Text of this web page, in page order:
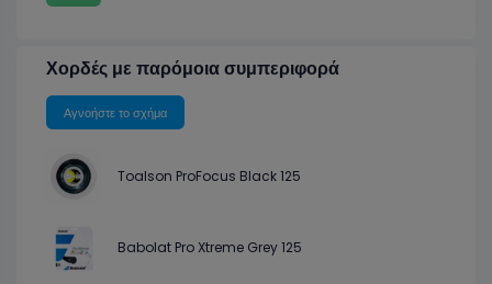
Χορδές με παρόμοια συμπεριφορά
Αγνοήστε το σχήμα
Toalson ProFocus Black 125
Babolat Pro Xtreme Grey 125